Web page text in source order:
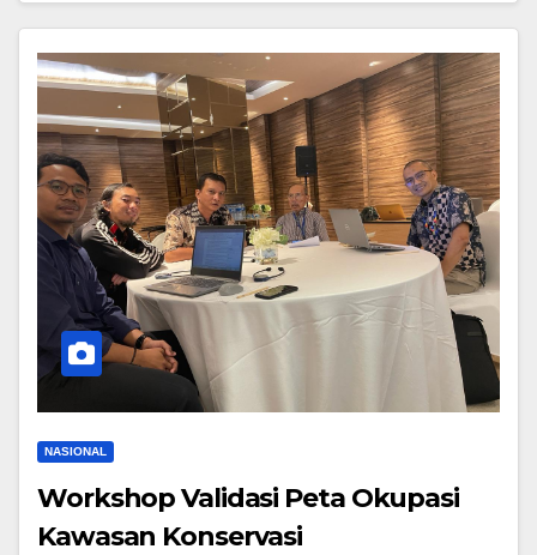
NASIONAL
Workshop Validasi Peta Okupasi
Kawasan Konservasi